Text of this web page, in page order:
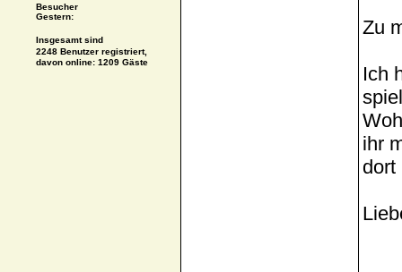
Besucher
Gestern:
Insgesamt sind
2248 Benutzer registriert,
davon online: 1209 Gäste
Zu
Ich
ihr
dort